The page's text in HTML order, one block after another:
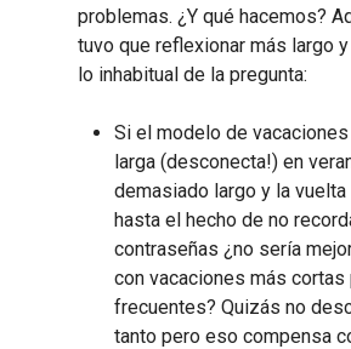
problemas. ¿Y qué hacemos?
tuvo que reflexionar más largo
lo inhabitual de la pregunta:
Si el modelo de
larga (desconecta!) en
demasiado largo y la vuelta
hasta el hecho de no
contraseñas ¿no sería
con vacaciones más cortas
frecuentes? Quizás no
tanto pero eso compensa